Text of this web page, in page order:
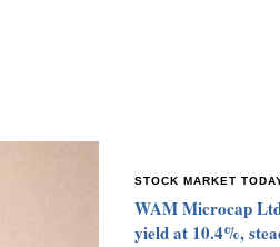
STOCK MARKET
WAM Microcap
yield at 10.4%,